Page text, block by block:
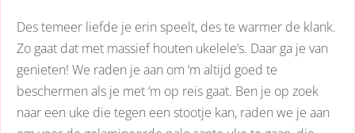
Des temeer liefde je erin speelt, des te warmer de klank.
Zo gaat dat met massief houten ukelele’s. Daar ga je van
genieten! We raden je aan om ‘m altijd goed te
beschermen als je met ‘m op reis gaat. Ben je op zoek
naar een uke die tegen een stootje kan, raden we je aan